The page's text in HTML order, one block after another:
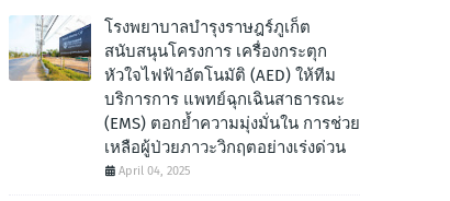
โรงพยาบาลบำรุงราษฎร์ภูเก็ต
สนับสนุนโครงการ เครื่องกระตุก
หัวใจไฟฟ้าอัตโนมัติ (AED) ให้ทีม
บริการการ แพทย์ฉุกเฉินสาธารณะ
(EMS) ตอกย้ำความมุ่งมั่นใน การช่วย
เหลือผู้ป่วยภาวะวิกฤตอย่างเร่งด่วน
April 04, 2025